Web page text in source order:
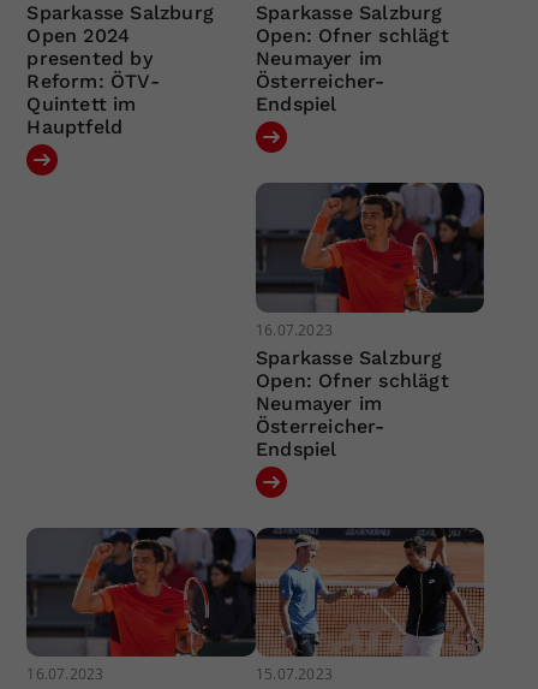
Sparkasse Salzburg
Open 2024
presented by
Reform: ÖTV-
Quintett im
Hauptfeld
Sparkasse Salzburg
Open: Ofner schlägt
Neumayer im
Österreicher-
Endspiel
16.07.2023
Sparkasse Salzburg
Open: Ofner schlägt
Neumayer im
Österreicher-
Endspiel
16.07.2023 15.07.2023